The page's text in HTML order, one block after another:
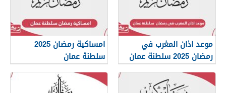
موعد اذان المغرب في
رمضان 2025 سلطنة عمان
امساكية رمضان 2025
سلطنة عمان